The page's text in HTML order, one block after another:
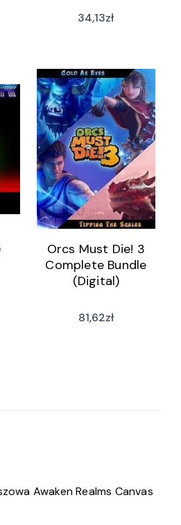
34,13zł
Orcs Must Die! 3
Complete Bundle
(Digital)
81,62zł
Awaken Realms Canvas